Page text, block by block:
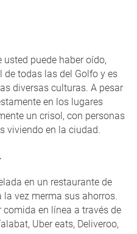
puede haber oído,
todas las del Golfo y es
diversas culturas. A pesar
en los lugares
un crisol, con personas
viviendo en la ciudad.
en un restaurante de
la vez merma sus ahorros.
en línea a través de
Uber eats, Deliveroo,